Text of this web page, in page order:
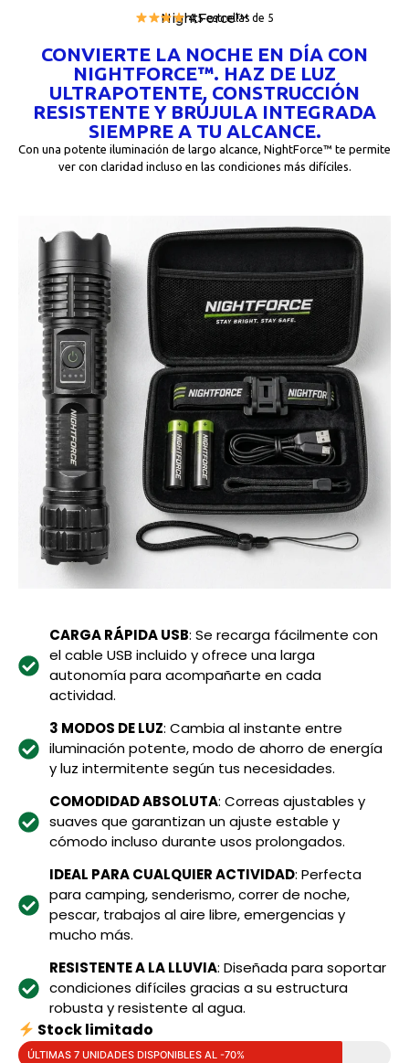
NightForce™
4,5 estrellas de 5
CONVIERTE LA NOCHE EN DÍA CON
NIGHTFORCE™. HAZ DE LUZ
ULTRAPOTENTE, CONSTRUCCIÓN
RESISTENTE Y BRÚJULA INTEGRADA
SIEMPRE A TU ALCANCE.
Con una potente iluminación de largo alcance, NightForce™ te permite
ver con claridad incluso en las condiciones más difíciles.
CARGA RÁPIDA USB: Se recarga fácilmente con
el cable USB incluido y ofrece una larga
autonomía para acompañarte en cada
actividad.
3 MODOS DE LUZ: Cambia al instante entre
iluminación potente, modo de ahorro de energía
y luz intermitente según tus necesidades.
COMODIDAD ABSOLUTA: Correas ajustables y
suaves que garantizan un ajuste estable y
cómodo incluso durante usos prolongados.
IDEAL PARA CUALQUIER ACTIVIDAD: Perfecta
para camping, senderismo, correr de noche,
pescar, trabajos al aire libre, emergencias y
mucho más.
RESISTENTE A LA LLUVIA: Diseñada para soportar
condiciones difíciles gracias a su estructura
robusta y resistente al agua.
Stock limitado
ÚLTIMAS 7 UNIDADES DISPONIBLES AL -70%